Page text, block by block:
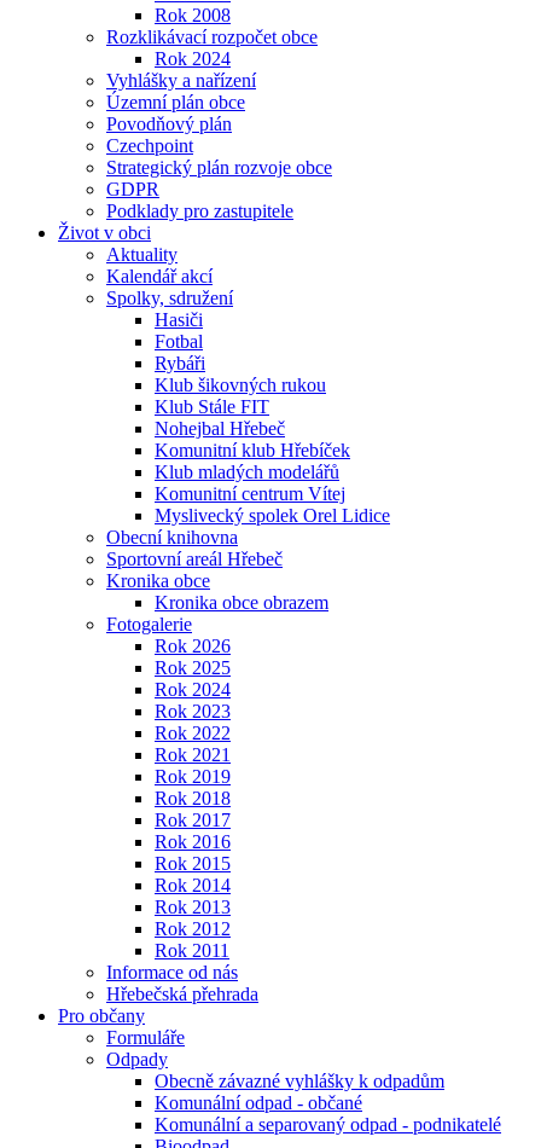
Rok 2008
Rozklikávací rozpočet obce
Rok 2024
Vyhlášky a nařízení
Územní plán obce
Povodňový plán
Czechpoint
Strategický plán rozvoje obce
GDPR
Podklady pro zastupitele
Život v obci
Aktuality
Kalendář akcí
Spolky, sdružení
Hasiči
Fotbal
Rybáři
Klub šikovných rukou
Klub Stále FIT
Nohejbal Hřebeč
Komunitní klub Hřebíček
Klub mladých modelářů
Komunitní centrum Vítej
Myslivecký spolek Orel Lidice
Obecní knihovna
Sportovní areál Hřebeč
Kronika obce
Kronika obce obrazem
Fotogalerie
Rok 2026
Rok 2025
Rok 2024
Rok 2023
Rok 2022
Rok 2021
Rok 2019
Rok 2018
Rok 2017
Rok 2016
Rok 2015
Rok 2014
Rok 2013
Rok 2012
Rok 2011
Informace od nás
Hřebečská přehrada
Pro občany
Formuláře
Odpady
Obecně závazné vyhlášky k odpadům
Komunální odpad - občané
Komunální a separovaný odpad - podnikatelé